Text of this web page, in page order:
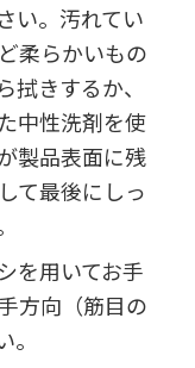
い。汚れてい
柔らかいもの
きするか、
中性洗剤を使
製品表面に残
て最後にしっ
を用いてお手
方向（筋目の